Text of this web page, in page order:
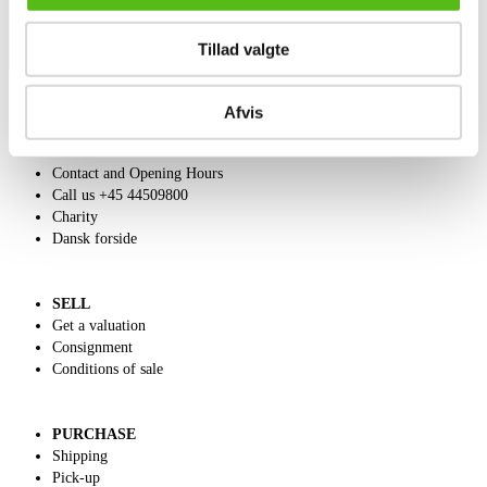
Tillad valgte
Afvis
udgangspunkt en helt naturlig nøgen overflade, hvor alle naturmærker er
synlige. Dette er med til at understrege læderets karakter. Læderet er
fuldnarvet, hvilket vil sige, at den naturlige overfladestruktur er bevaret.
Contact and Opening Hours
Call us +45 44509800
Charity
Dansk forside
SELL
Get a valuation
Consignment
Conditions of sale
PURCHASE
Shipping
Pick-up